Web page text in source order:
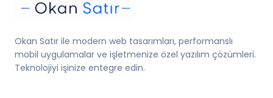
Okan Satır ile modern web tasarımları, performanslı
mobil uygulamalar ve işletmenize özel yazılım çözümleri.
Teknolojiyi işinize entegre edin.